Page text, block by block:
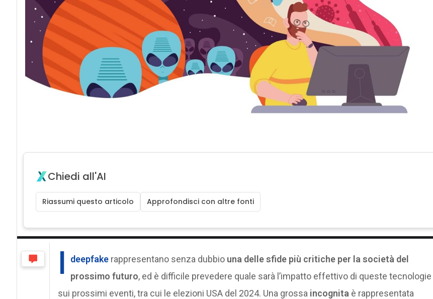
Chiedi all'AI
Riassumi questo articolo Approfondisci con altre fonti
I deepfakerappresentano senza dubbio una delle sfide più critiche per la società del
prossimo futuro, ed è difficile prevedere quale sarà l’impatto effettivo di queste tecnologie
sui prossimi eventi, tra cui le elezioni USA del 2024. Una grossa incognita è rappresentata